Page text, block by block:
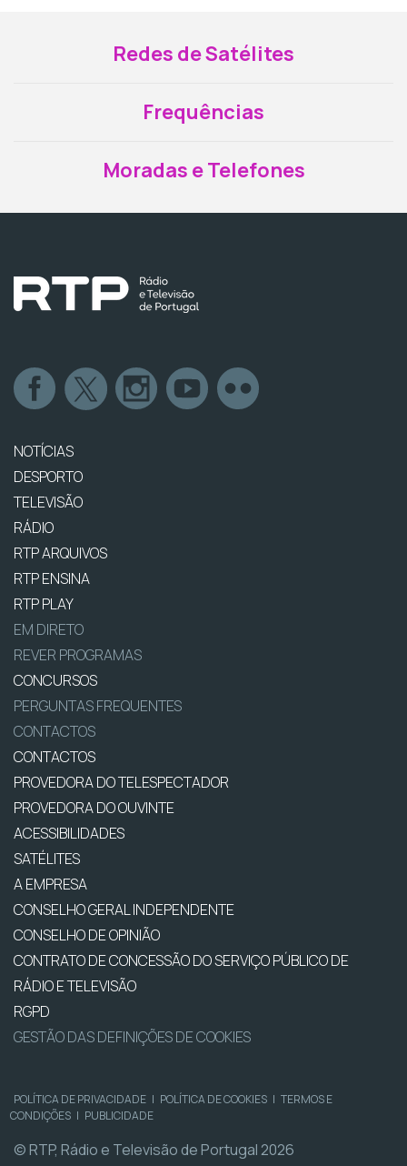
Redes de Satélites
Frequências
Moradas e Telefones
NOTÍCIAS
DESPORTO
TELEVISÃO
RÁDIO
RTP ARQUIVOS
RTP ENSINA
RTP PLAY
EM DIRETO
REVER PROGRAMAS
CONCURSOS
PERGUNTAS FREQUENTES
CONTACTOS
CONTACTOS
PROVEDORA DO TELESPECTADOR
PROVEDORA DO OUVINTE
ACESSIBILIDADES
SATÉLITES
A EMPRESA
CONSELHO GERAL INDEPENDENTE
CONSELHO DE OPINIÃO
CONTRATO DE CONCESSÃO DO SERVIÇO PÚBLICO DE
RÁDIO E TELEVISÃO
RGPD
GESTÃO DAS DEFINIÇÕES DE COOKIES
POLÍTICA DE PRIVACIDADE | POLÍTICA DE COOKIES | TERMOS E
CONDIÇÕES | PUBLICIDADE
© RTP, Rádio e Televisão de Portugal 2026